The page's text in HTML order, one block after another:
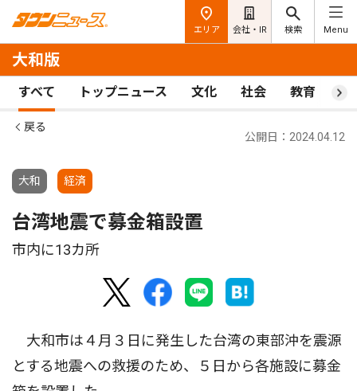
エリア 会社・IR 検索 Menu
大和版
すべて トップニュース 文化 社会 教育 ス
戻る
大和 経済
公開日：2024.04.12
台湾地震で募金箱設置
市内に13カ所
大和市は４月３日に発生した台湾の東部沖を震源
とする地震への救援のため、５日から各施設に募金